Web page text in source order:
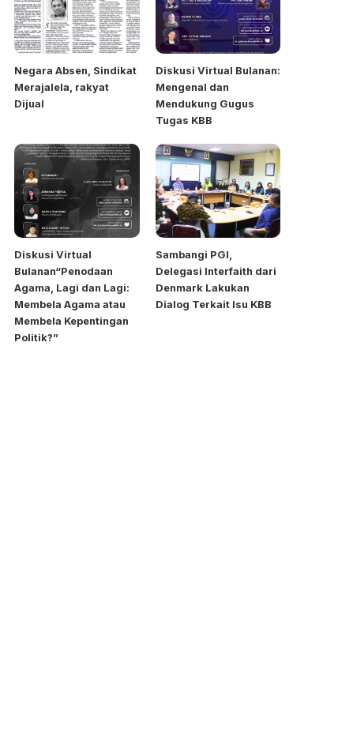
Negara Absen, Sindikat
Merajalela, rakyat
Dijual
Diskusi Virtual Bulanan:
Mengenal dan
Mendukung Gugus
Tugas KBB
Diskusi Virtual
Bulanan“Penodaan
Agama, Lagi dan Lagi:
Membela Agama atau
Membela Kepentingan
Politik?”
Sambangi PGI,
Delegasi Interfaith dari
Denmark Lakukan
Dialog Terkait Isu KBB